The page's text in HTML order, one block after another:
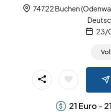
74722 Buchen
23/
21 Euro - 21